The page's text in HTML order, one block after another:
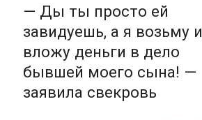
— Ды ты просто ей
завидуешь, а я возьму и
вложу деньги в дело
бывшей моего сына! —
заявила свекровь